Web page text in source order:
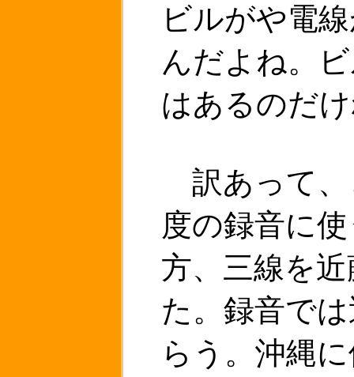
ビルがや電
んだよね。
はあるのだ
訳あって、
度の録音に
方、三線を
た。録音で
らう。沖縄